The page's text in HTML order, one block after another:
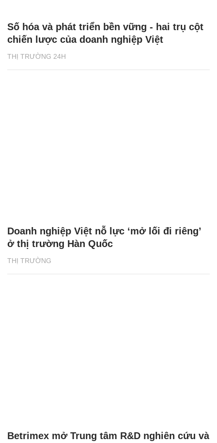
THỊ TRƯỜNG 24H
Số hóa và phát triển bền vững - hai trụ cột
chiến lược của doanh nghiệp Việt
THỊ TRƯỜNG
Doanh nghiệp Việt nỗ lực ‘mở lối đi riêng’
ở thị trường Hàn Quốc
Betrimex mở Trung tâm R&D nghiên cứu và